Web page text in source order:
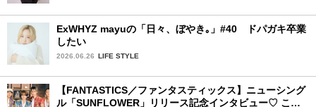
ExWHYZ mayuの「日々、ぼやき｡」#40 ドパガキ卒業
したい
2026.06.26 LIFE STYLE
【FANTASTICS／ファンタスティックス】ニューシング
ル「SUNFLOWER」リリース記念インタビュー♡ この